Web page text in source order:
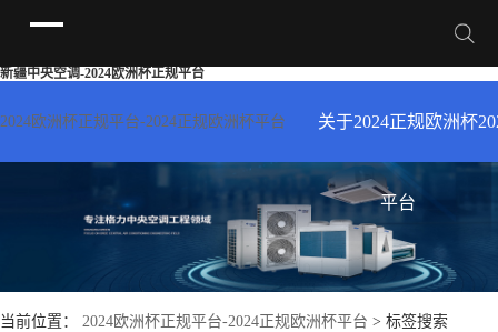
新疆中央空调-2024欧洲杯正规平台
2024欧洲杯正规平台-2024正规欧洲杯平台 关于2024正规欧洲杯
平台
2024欧洲杯正规平台的
简介
新疆专卖店
当前位置： 2024欧洲杯正规平台-2024正规欧洲杯平台 > 标签搜索